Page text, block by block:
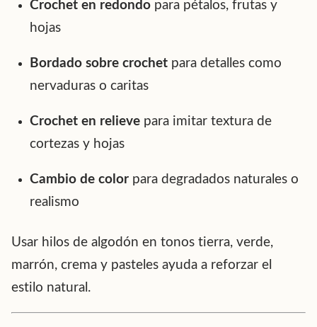
Crochet en redondopara pétalos, frutas y
hojas
Bordado sobre crochetpara detalles como
nervaduras o caritas
Crochet en relievepara imitar textura de
cortezas y hojas
Cambio de colorpara degradados naturales o
realismo
Usar hilos de algodón en tonos tierra, verde,
marrón, crema y pasteles ayuda a reforzar el
estilo natural.